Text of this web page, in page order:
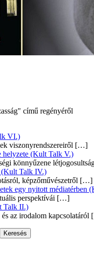
című regényéről
VI.)
viszonyrendszereiről […]
helyzete (Kult Talk V.)
könnyűzene
(Kult Talk IV.)
képzőművészetről […]
egy nyitott médiatérben
perspektívái […]
Talk II.)
az irodalom kapcsolatáról